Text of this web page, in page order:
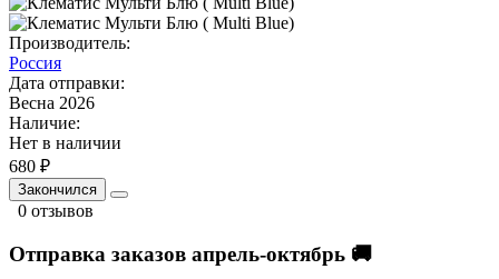
Производитель:
Россия
Дата отправки:
Весна 2026
Наличие:
Нет в наличии
680 ₽
Закончился
0 отзывов
Отправка заказов апрель-октябрь 🚚